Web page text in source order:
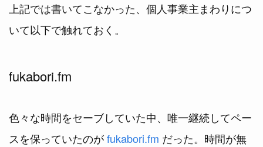
上記では書いてこなかった、個人事業主まわりにつ
いて以下で触れておく。
fukabori.fm
色々な時間をセーブしていた中、唯一継続してペー
スを保っていたのがfukabori.fm だった。時間が無